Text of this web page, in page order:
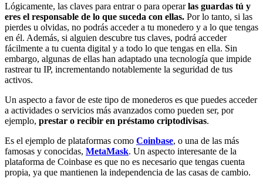
Lógicamente, las claves para entrar o para operarlas guardas tú y
eres el responsable de lo que suceda con ellas. Por lo tanto, si las
pierdes u olvidas, no podrás acceder a tu monedero y a lo que tengas
en él. Además, si alguien descubre tus claves, podrá acceder
fácilmente a tu cuenta digital y a todo lo que tengas en ella. Sin
embargo, algunas de ellas han adaptado una tecnología que impide
rastrear tu IP, incrementando notablemente la seguridad de tus
activos.
Un aspecto a favor de este tipo de monederos es que puedes acceder
a actividades o servicios más avanzados como pueden ser, por
ejemplo, prestar o recibir en préstamo criptodivisas.
Es el ejemplo de plataformas como Coinbase, o una de las más
famosas y conocidas, MetaMask. Un aspecto interesante de la
plataforma de Coinbase es que no es necesario que tengas cuenta
propia, ya que mantienen la independencia de las casas de cambio.